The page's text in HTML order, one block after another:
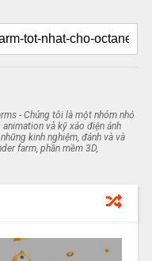
- Chúng tôi là một nhóm nhỏ
và kỹ xảo điện ảnh
kinh nghiệm, đánh và và
farm, phần mềm 3D,